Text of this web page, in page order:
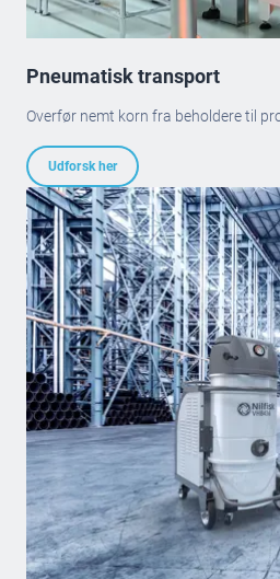
Pneumatisk transport
Overfør nemt korn fra beholdere til
Udforsk her